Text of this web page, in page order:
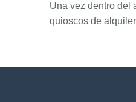
Una vez dentro del
quioscos de